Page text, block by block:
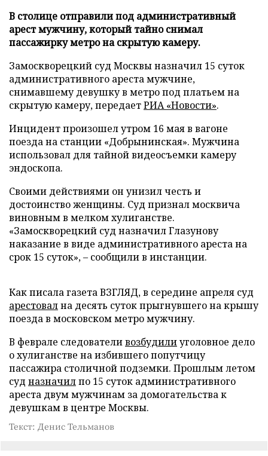
В столице отправили под административный
арест мужчину, который тайно снимал
пассажирку метро на скрытую камеру.
Замоскворецкий суд Москвы назначил 15 суток
административного ареста мужчине,
снимавшему девушку в метро под платьем на
скрытую камеру, передаетРИА «Новости».
Инцидент произошел утром 16 мая в вагоне
поезда на станции «Добрынинская». Мужчина
использовал для тайной видеосъемки камеру
эндоскопа.
Своими действиями он унизил честь и
достоинство женщины. Суд признал москвича
виновным в мелком хулиганстве.
«Замоскворецкий суд назначил Глазунову
наказание в виде административного ареста на
срок 15 суток», – сообщили в инстанции.
Как писала газета ВЗГЛЯД, в середине апреля суд
арестовална десять суток прыгнувшего на крышу
поезда в московском метро мужчину.
В феврале следователивозбудилиуголовное дело
о хулиганстве на избившего попутчицу
пассажира столичной подземки. Прошлым летом
суд назначилпо 15 суток административного
ареста двум мужчинам за домогательства к
девушкам в центре Москвы.
Текст: Денис Тельманов